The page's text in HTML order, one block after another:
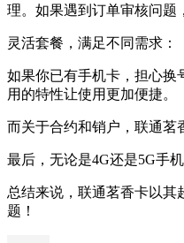
理。如果遇到订单审核问题
灵活套餐，满足不同需求：
如果你已有手机卡，担心换
用的特性让使用更加便捷。
而关于合约和销户，联通茗
最后，无论是4G还是5G手
总结来说，联通茗香卡以其
题！